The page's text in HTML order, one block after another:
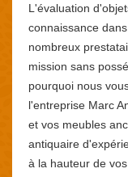
L'évaluation
connaissance
nombreux
mission sans
pourquoi nous
l'entreprise Marc
et vos meubles
antiquaire
à la hauteur de vos